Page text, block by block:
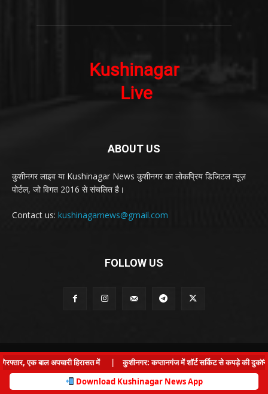
ABOUT US
कुशीनगर लाइव या Kushinagar News कुशीनगर का लोकप्रिय डिजिटल न्यूज़
पोर्टल, जो विगत 2016 से संचलित है।
Contact us: kushinagarnews@gmail.com
FOLLOW US
© Kushinagar Live - 2022
Home About us Privacy Policy Contact us
×
एक बाल अपचारी हिरासत में
कुशीनगर: कप्तानगंज में शॉर्ट सर्किट से कपड़े की दुकान
Download Kushinagar News App